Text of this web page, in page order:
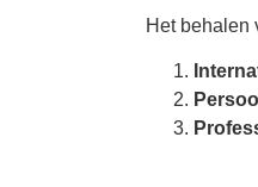
Het behalen